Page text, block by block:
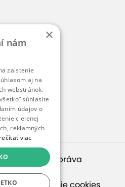
r. o.
. Všetky práva
×
nám
zaistenie
aj na
webstránok.
súhlasíte
údajov o
cielenej
reklamných
viac